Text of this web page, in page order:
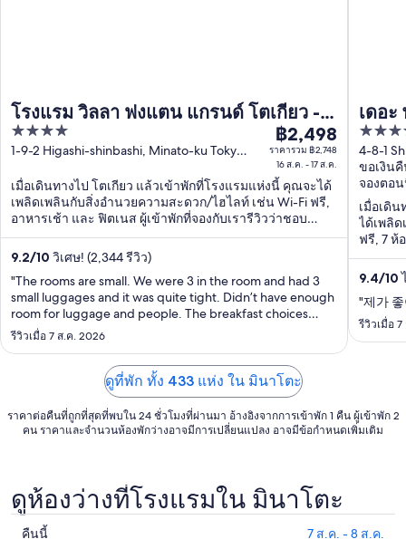
โรงแรม วิลลา ฟงแตน แกรนด์ โตเกียว - ชิ
โอโดเมะ
4
out
5
1-9-2 Higashi-shinbashi, Minato-ku Tokyo
ราคา
฿2,498
ต่อ
คืน
เข้า
พัก
ส.ค.
ถึง
ส.ค.
฿2,498
ราคารวม ฿2,748
16 ส.ค. - 17 ส.ค.
เมื่อเดินทางไป โตเกียว แล้วเข้าพักที่โรงแรมแห่งนี้ คุณจะได้
เพลิดเพลินกับสิ่งอำนวยความสะดวก/ไฮไลท์ เช่น Wi-Fi ฟรี,
อาหารเช้า และ ฟิตเนส ผู้เข้าพักที่จองกับเรารีวิวว่าชอบ
อาหารเช้าและพนักงานเป็นพิเศษ ...
9.2/10 วิเศษ! (2,344 รีวิว)
"The rooms are small. We were 3 in the room and had 3
small luggages and it was quite tight. Didn’t have enough
room for luggage and people. The breakfast choices
were okay. Breakfast time is from 6:30 to 9:30. Location is
รีวิวเมื่อ 7 ส.ค. 2026
เดอะ
เฟอ
คอล
5
out
of
5
4-8-1
to
ขอเงิน
จองตอ
เมื่อเดิ
ได้เพลิ
ฟรี, 7 ห้
รีวิวว่า
9.4/10
"제가
รีวิวเมื่อ
ดูที่พัก ทั้ง 433 แห่ง ใน มินาโตะ
ราคาต่อคืนที่ถูกที่สุดที่พบใน 24 ชั่วโมงที่ผ่านมา อ้างอิงจากการเข้าพัก 1 คืน ผู้เข้าพัก 2
คน ราคาและจำนวนห้องพักว่างอาจมีการเปลี่ยนแปลง อาจมีข้อกำหนดเพิ่มเติม
ดูห้องว่างที่โรงแรมใน มินาโตะ
คืนนี้ 7 ส.ค. - 8 ส.ค.